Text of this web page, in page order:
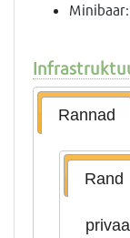
Rannad
Rand